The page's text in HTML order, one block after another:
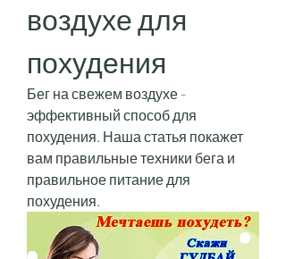
воздухе для
похудения
Бег на свежем воздухе -
эффективный способ для
похудения. Наша статья покажет
вам правильные техники бега и
правильное питание для
похудения.